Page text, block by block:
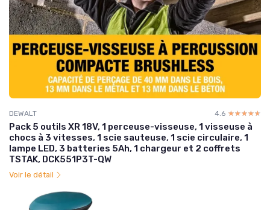
DEWALT 4.6 ☆☆☆☆☆
★★★★★
Pack 5 outils XR 18V, 1 perceuse-visseuse, 1 visseuse à
chocs à 3 vitesses, 1 scie sauteuse, 1 scie circulaire, 1
lampe LED, 3 batteries 5Ah, 1 chargeur et 2 coffrets
TSTAK, DCK551P3T-QW
Voir le détail